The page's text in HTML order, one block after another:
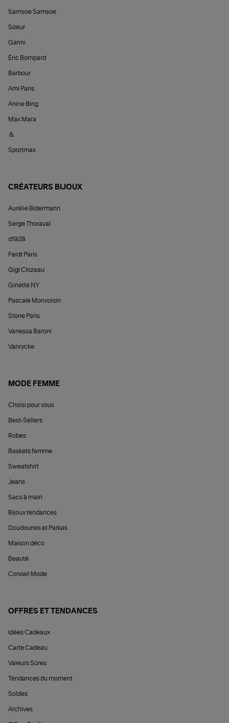
Samsoe Samsoe
Soeur
Ganni
Éric Bompard
Barbour
Ami Paris
Anine Bing
Max Mara
&
Sportmax
CRÉATEURS BIJOUX
Aurélie Bidermann
Serge Thoraval
d1928
Feidt Paris
Gigi Clozeau
Ginette NY
Pascale Monvoisin
Stone Paris
Vanessa Baroni
Vanrycke
MODE FEMME
Choisi pour vous
Best-Sellers
Robes
Baskets femme
Sweatshirt
Jeans
Sacs à main
Bijoux tendances
Doudounes et Parkas
Maison déco
Beauté
Conseil Mode
OFFRES ET TENDANCES
Idées Cadeaux
Carte Cadeau
Valeurs Sûres
Tendances du moment
Soldes
Archives